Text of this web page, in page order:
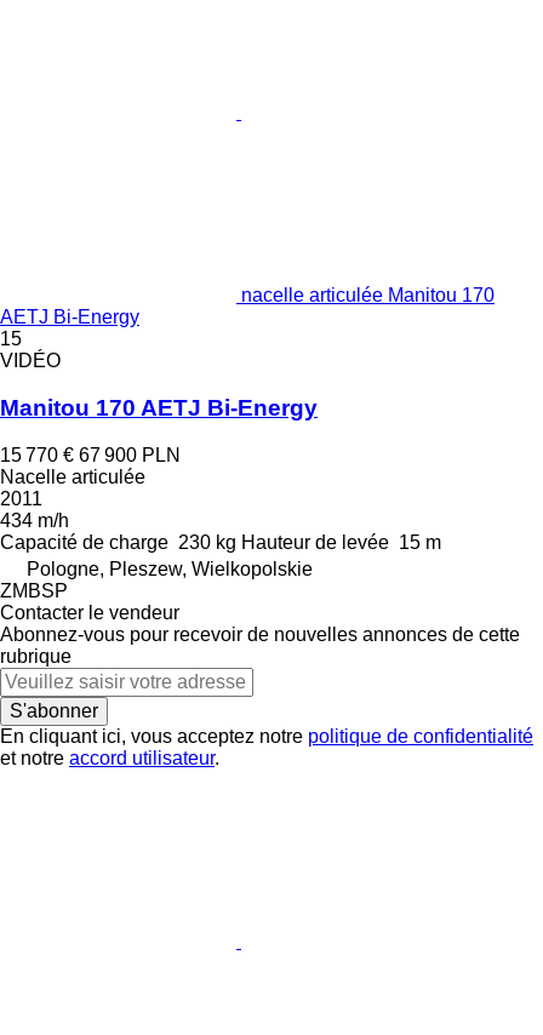
nacelle articulée Manitou 170
AETJ Bi-Energy
15
VIDÉO
Manitou 170 AETJ Bi-Energy
15 770 € 67 900 PLN
Nacelle articulée
2011
434 m/h
Capacité de charge 230 kg Hauteur de levée 15 m
Pologne, Pleszew, Wielkopolskie
ZMBSP
Contacter le vendeur
Abonnez-vous pour recevoir de nouvelles annonces de cette
rubrique
S'abonner
En cliquant ici, vous acceptez notre politique de confidentialité
et notre accord utilisateur.